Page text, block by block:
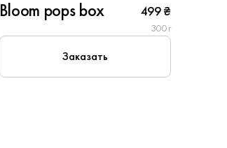
New
Bloom pops box 499 ₴
300 г
Заказать